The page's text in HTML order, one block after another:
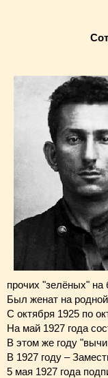
прочих "зелёных"
Был женат на
С октября 1925 по
На май 1927 года
В этом же году
В 1927 году –
5 мая 1927 года